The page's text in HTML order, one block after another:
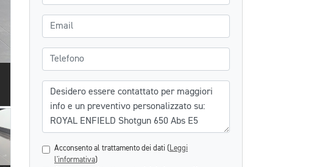
Email
Telefono
Messaggio
Acconsento al trattamento dei dati ( Leggi
l'informativa)